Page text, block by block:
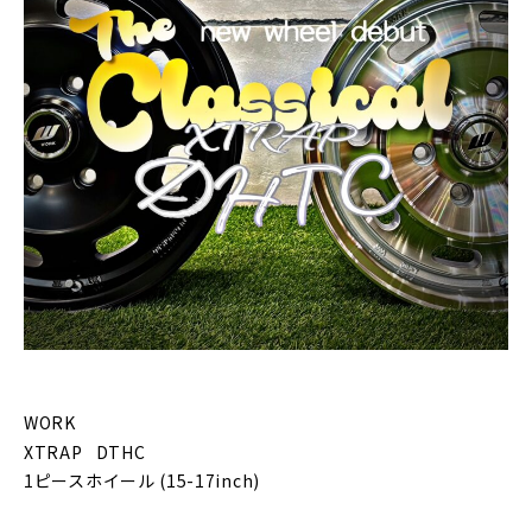
WORK
XTRAP DTHC
1ピースホイール (15-17inch)